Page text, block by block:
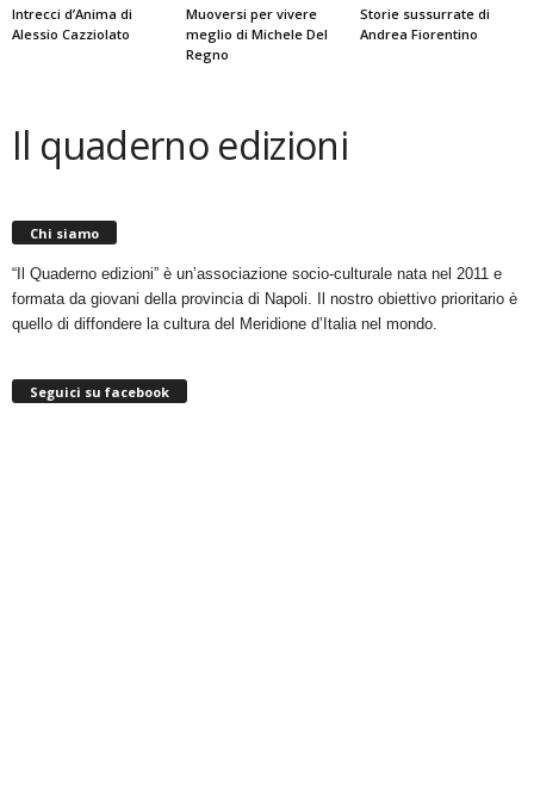
Intrecci d’Anima di
Alessio Cazziolato
Muoversi per vivere
meglio di Michele Del
Regno
Storie sussurrate di
Andrea Fiorentino
Il quaderno edizioni
Chi siamo
“Il Quaderno edizioni” è un’associazione socio-culturale nata nel 2011 e
formata da giovani della provincia di Napoli. Il nostro obiettivo prioritario è
quello di diffondere la cultura del Meridione d’Italia nel mondo.
Seguici su facebook